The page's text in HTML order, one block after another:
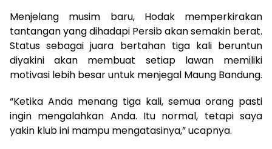
Menjelang musim baru, Hodak memperkirakan
tantangan yang dihadapi Persib akan semakin berat.
Status sebagai juara bertahan tiga kali beruntun
diyakini akan membuat setiap lawan memiliki
motivasi lebih besar untuk menjegal Maung Bandung.
“Ketika Anda menang tiga kali, semua orang pasti
ingin mengalahkan Anda. Itu normal, tetapi saya
yakin klub ini mampu mengatasinya,” ucapnya.